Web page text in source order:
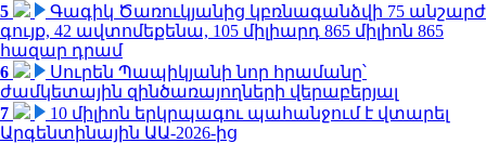
5
Գագիկ Ծառուկյանից կբռնագանձվի 75 անշարժ
գույք, 42 ավտոմեքենա, 105 միլիարդ 865 միլիոն 865
հազար դրամ
6
Սուրեն Պապիկյանի նոր հրամանը՝
ժամկետային զինծառայողների վերաբերյալ
7
10 միլիոն երկրպագու պահանջում է վտարել
Արգենտինային ԱԱ-2026-ից